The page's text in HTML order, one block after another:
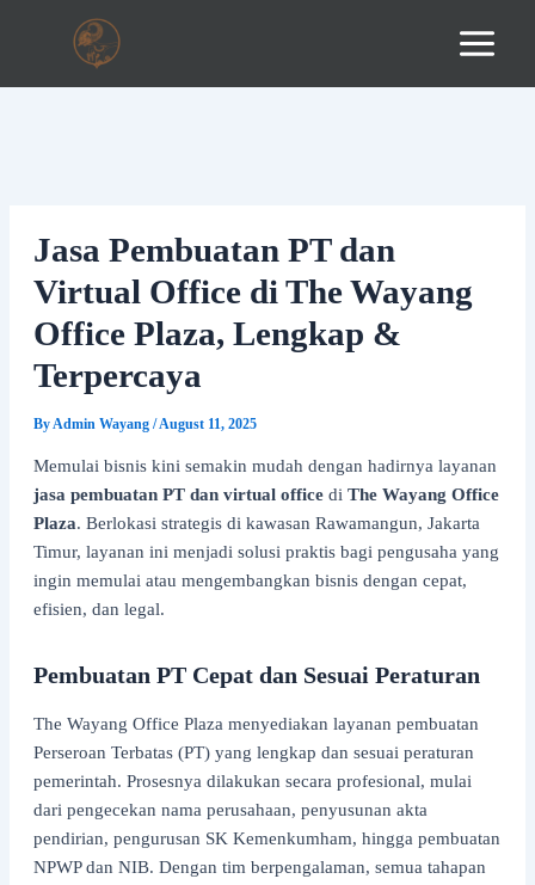
Jasa Pembuatan PT dan
Virtual Office di The Wayang
Office Plaza, Lengkap &
Terpercaya
ByAdmin Wayang /August 11, 2025
Memulai bisnis kini semakin mudah dengan hadirnya layanan
jasa pembuatan PT dan virtual officedi The Wayang Office
Plaza. Berlokasi strategis di kawasan Rawamangun, Jakarta
Timur, layanan ini menjadi solusi praktis bagi pengusaha yang
ingin memulai atau mengembangkan bisnis dengan cepat,
efisien, dan legal.
Pembuatan PT Cepat dan Sesuai Peraturan
The Wayang Office Plaza menyediakan layanan pembuatan
Perseroan Terbatas (PT) yang lengkap dan sesuai peraturan
pemerintah. Prosesnya dilakukan secara profesional, mulai
dari pengecekan nama perusahaan, penyusunan akta
pendirian, pengurusan SK Kemenkumham, hingga pembuatan
NPWP dan NIB. Dengan tim berpengalaman, semua tahapan